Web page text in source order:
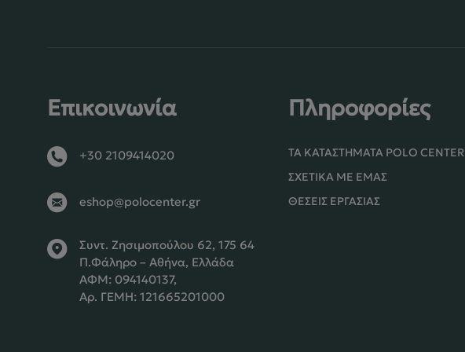
Επικοινωνία
+30 2109414020
eshop@polocenter.gr
Συντ. Ζησιμοπούλου 62, 175 64
Π.Φάληρο – Αθήνα, Ελλάδα
ΑΦΜ: 094140137,
Αρ. ΓΕΜΗ: 121665201000
Πληροφορίες
ΤΑ ΚΑΤΑΣΤΉΜΑΤΑ POLO CENTER
ΣΧΕΤΙΚΆ ΜΕ ΕΜΆΣ
ΘΈΣΕΙΣ ΕΡΓΑΣΊΑΣ